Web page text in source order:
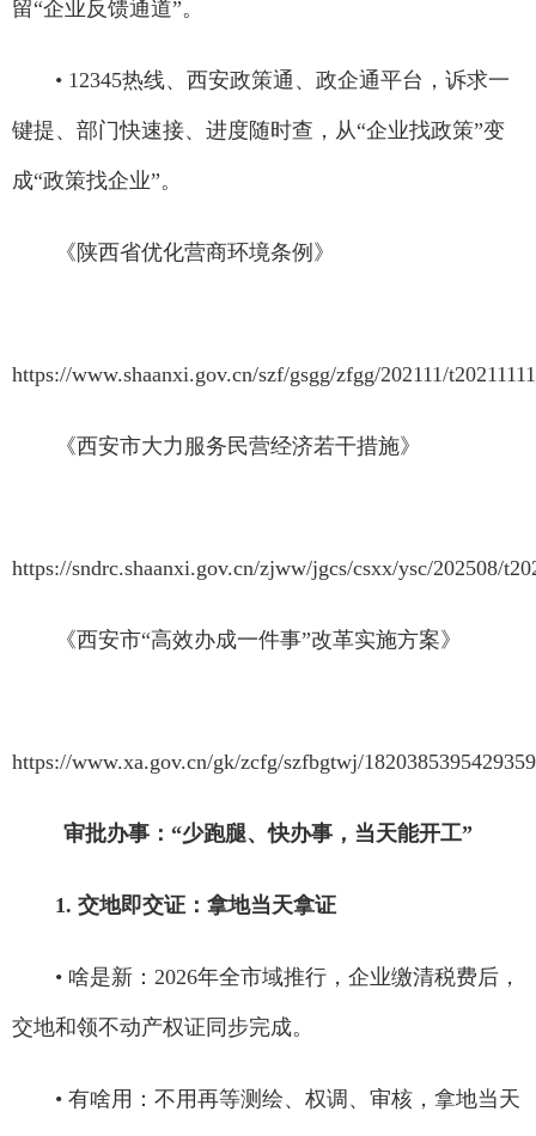
留“企业反馈通道”。
• 12345热线、西安政策通、政企通平台，诉求一
键提、部门快速接、进度随时查，从“企业找政策”变
成“政策找企业”。
《陕西省优化营商环境条例》
https://www.shaanxi.gov.cn/szf/gsgg/zfgg/202111/
《西安市大力服务民营经济若干措施》
https://sndrc.shaanxi.gov.cn/zjww/jgcs/csxx/ysc/202508/
《西安市“高效办成一件事”改革实施方案》
https://www.xa.gov.cn/gk/zcfg/szfbgtwj/
审批办事：“少跑腿、快办事，当天能开工”
1. 交地即交证：拿地当天拿证
• 啥是新：2026年全市域推行，企业缴清税费后，
交地和领不动产权证同步完成。
• 有啥用：不用再等测绘、权调、审核，拿地当天